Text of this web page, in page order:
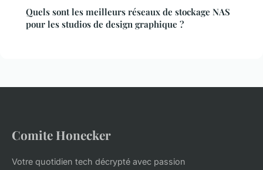
Quels sont les meilleurs réseaux de stockage NAS
pour les studios de design graphique ?
Comite Honecker
Votre quotidien tech décrypté avec passion